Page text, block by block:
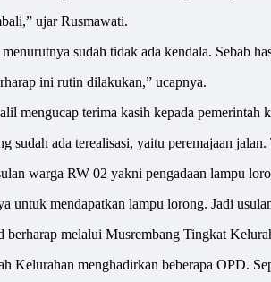
ujar Rusmawati.
sudah tidak ada kendala. Sebab
ini rutin dilakukan,” ucapnya.
mengucap terima kasih kepada pemerintah
sudah ada terealisasi, yaitu peremajaan
warga RW 02 yakni pengadaan lampu
untuk mendapatkan lampu lorong. Jadi
melalui Musrembang Tingkat
Kelurahan menghadirkan beberapa OPD.